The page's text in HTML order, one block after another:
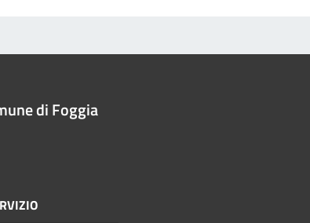
di Foggia